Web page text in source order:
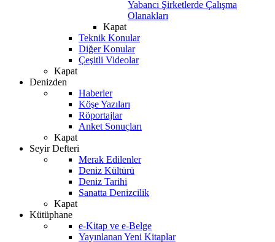
Yabancı Şirketlerde Çalışma
Olanakları
Kapat
Teknik Konular
Diğer Konular
Çeşitli Videolar
Kapat
Denizden
Haberler
Köşe Yazıları
Röportajlar
Anket Sonuçları
Kapat
Seyir Defteri
Merak Edilenler
Deniz Kültürü
Deniz Tarihi
Sanatta Denizcilik
Kapat
Kütüphane
e-Kitap ve e-Belge
Yayınlanan Yeni Kitaplar